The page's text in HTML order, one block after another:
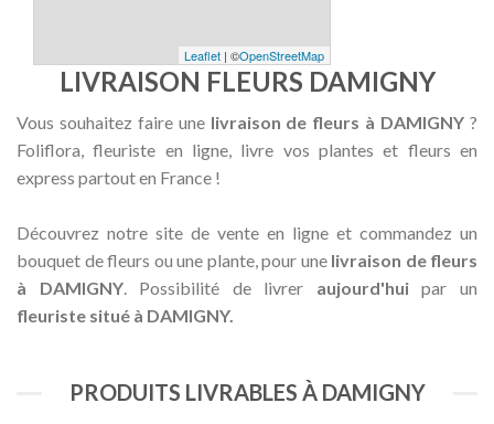
Leaflet | ©OpenStreetMap
LIVRAISON FLEURS DAMIGNY
Vous souhaitez faire une livraison de fleurs à DAMIGNY ?
Foliflora, fleuriste en ligne, livre vos plantes et fleurs en
express partout en France !
Découvrez notre site de vente en ligne et commandez un
bouquet de fleurs ou une plante, pour une livraison de fleurs
à DAMIGNY. Possibilité de livrer aujourd'huipar un
fleuriste situé à DAMIGNY.
PRODUITS LIVRABLES À DAMIGNY